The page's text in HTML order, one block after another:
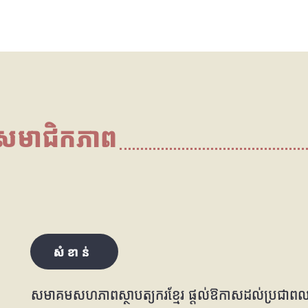
ាជិកភាព
សំខាន់
សមាគមសហភាពស្ថាបត្យករខ្មែរ ផ្តល់ឱកាសដល់ប្រជាពល